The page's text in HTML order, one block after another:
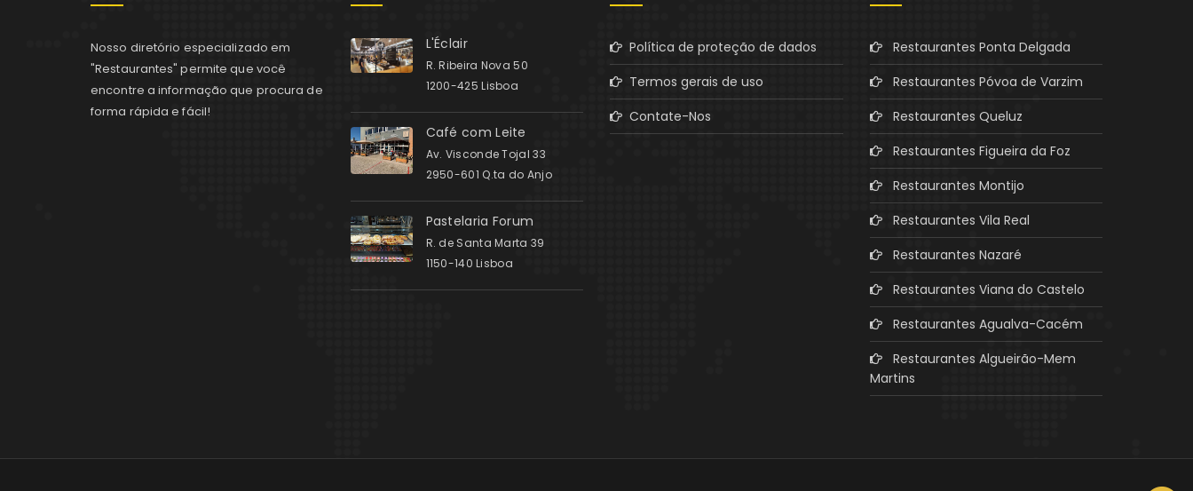
Nosso diretório especializado em
"Restaurantes" permite que você
encontre a informação que procura de
forma rápida e fácil!
L'Éclair
R. Ribeira Nova 50
1200-425 Lisboa
Café com Leite
Av. Visconde Tojal 33
2950-601 Q.ta do Anjo
Pastelaria Forum
R. de Santa Marta 39
1150-140 Lisboa
Política de proteção de dados
Termos gerais de uso
Contate-Nos
Restaurantes Ponta Delgada
Restaurantes Póvoa de Varzim
Restaurantes Queluz
Restaurantes Figueira da Foz
Restaurantes Montijo
Restaurantes Vila Real
Restaurantes Nazaré
Restaurantes Viana do Castelo
Restaurantes Agualva-Cacém
Restaurantes Algueirão-Mem
Martins